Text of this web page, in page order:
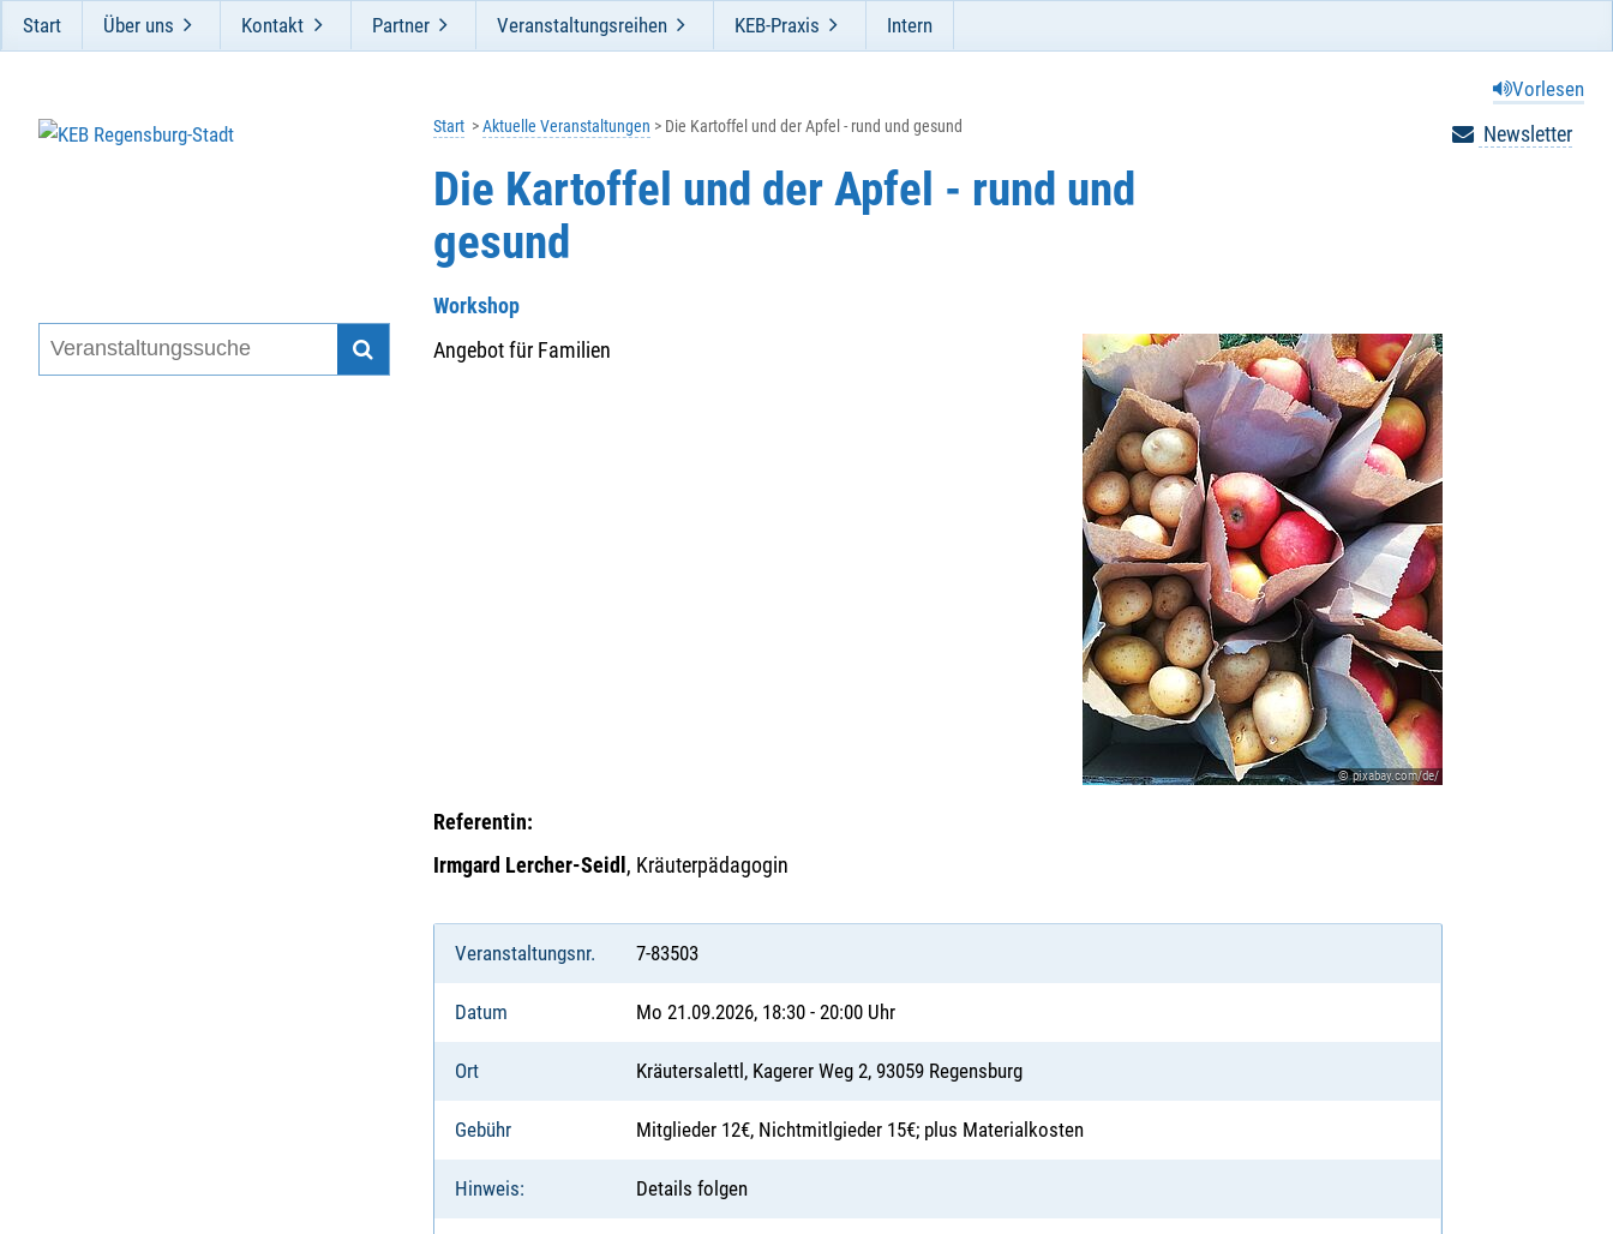
Start Über uns Kontakt Partner Veranstaltungsreihen KEB-Praxis Intern
Vorlesen
Newsletter
Start Aktuelle Veranstaltungen Die Kartoffel und der Apfel - rund und gesund
Die Kartoffel und der Apfel - rund und
gesund
Workshop
© pixabay.com/de/
Angebot für Familien
Referentin:
Irmgard Lercher-Seidl , Kräuterpädagogin
Veranstaltungsnr. 7-83503
Datum Mo 21.09.2026, 18:30 - 20:00 Uhr
Ort Kräutersalettl, Kagerer Weg 2, 93059 Regensburg
Gebühr Mitglieder 12€, Nichtmitlgieder 15€; plus Materialkosten
Hinweis: Details folgen